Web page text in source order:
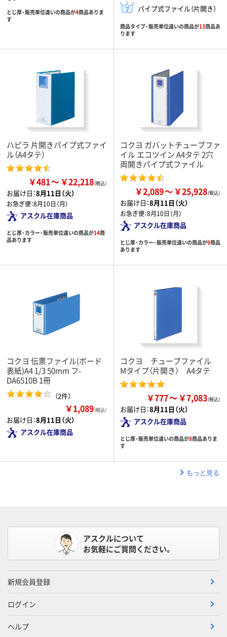
とじ厚・販売単位違いの商品が4商品ありま
す
パイプ式ファイル（片開き）
商品タイプ・販売単位違いの商品が13商品あ
ります
ハピラ 片開きパイプ式ファイ
ル（A4タテ）
￥481 ￥22,218
お届け日：8月11日（火）
お急ぎ便：8月10日（月）
アスクル在庫商品
とじ厚・カラー・販売単位違いの商品が14商
品あります
コクヨ ガバットチューブファ
イル エコツイン A4タテ 2穴
両開きパイプ式ファイル
￥2,089 ￥25,928
お届け日：8月11日（火）
お急ぎ便：8月10日（月）
アスクル在庫商品
とじ厚・カラー・販売単位違いの商品が9商品
あります
コクヨ 伝票ファイル(ボード
表紙)A4 1/3 50mm フ-
DA6510B 1冊
（2件）
￥1,089（税込）
お届け日：8月11日（火）
アスクル在庫商品
コクヨ チューブファイル
Mタイプ（片開き） A4タテ
￥777 ￥7,083
お届け日：8月11日（火）
アスクル在庫商品
とじ厚・販売単位違いの商品が8商品ありま
す
もっと見る
アスクルについて
お気軽にご質問ください。
新規会員登録
ログイン
ヘルプ